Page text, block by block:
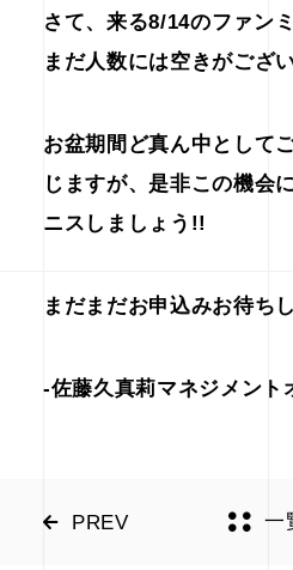
さて、来る8/14のファン
まだ人数には空きがござ
お盆期間ど真ん中として
じますが、是非この機会
ニスしましょう!!
まだまだお申込みお待ち
-佐藤久真莉マネジメント
PREV 一